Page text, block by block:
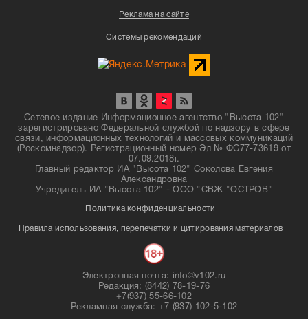
Реклама на сайте
Системы рекомендаций
Сетевое издание Информационное агентство "Высота 102"
зарегистрировано Федеральной службой по надзору в сфере
связи, информационных технологий и массовых коммуникаций
(Роскомнадзор). Регистрационный номер Эл № ФС77-73619 от
07.09.2018г.
Главный редактор ИА "Высота 102" Соколова Евгения
Александровна
Учредитель ИА "Высота 102" - ООО "СВЖ "ОСТРОВ"
Политика конфиденциальности
Правила использования, перепечатки и цитирования материалов
Электронная почта: info@v102.ru
Редакция: (8442) 78-19-76
+7(937) 55-66-102
Рекламная служба: +7 (937) 102-5-102